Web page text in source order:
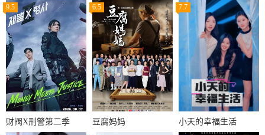
9.5
财阀X刑警第二季
6.5
豆腐妈妈
7.7
小天的幸福生活